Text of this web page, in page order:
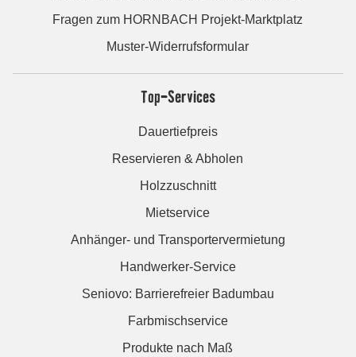
Fragen zum HORNBACH Projekt-Marktplatz
Muster-Widerrufsformular
Top-Services
Dauertiefpreis
Reservieren & Abholen
Holzzuschnitt
Mietservice
Anhänger- und Transportervermietung
Handwerker-Service
Seniovo: Barrierefreier Badumbau
Farbmischservice
Produkte nach Maß